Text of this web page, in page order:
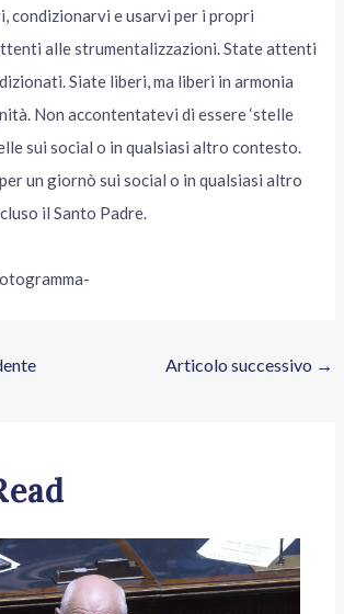
condizionarvi e usarvi per i propri
alle strumentalizzazioni. State attenti
Siate liberi, ma liberi in armonia
Non accontentatevi di essere ‘stelle
sui social o in qualsiasi altro contesto.
un giornò sui social o in qualsiasi altro
il Santo Padre.
Articolo successivo →